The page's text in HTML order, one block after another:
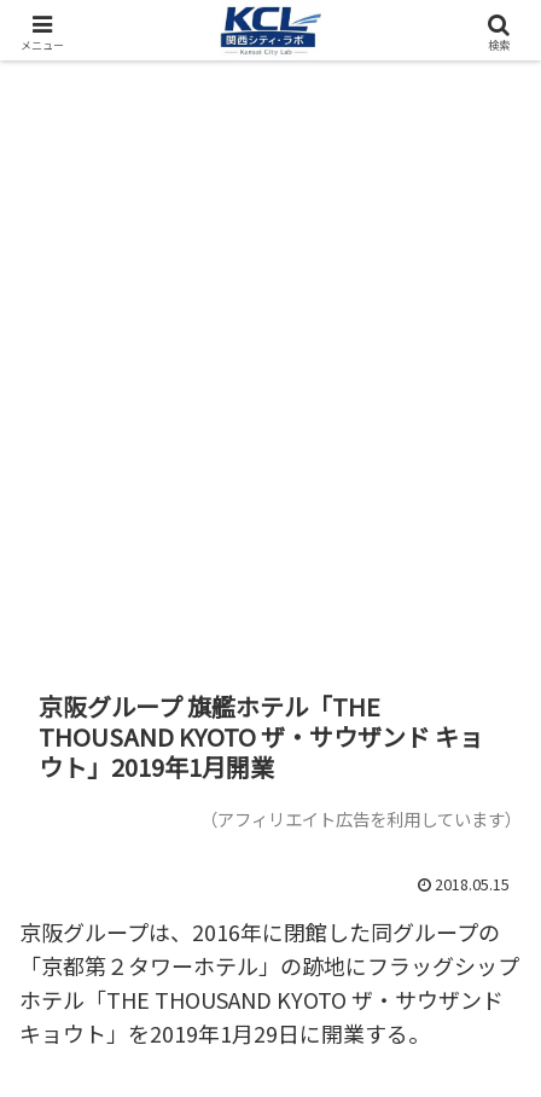
都市再開発をフィールド調査（累計アクセス数4000万PV）
京阪グループ 旗艦ホテル「THE
THOUSAND KYOTO ザ・サウザンド キョ
ウト」2019年1月開業
（アフィリエイト広告を利用しています）
2018.05.15
京阪グループは、2016年に閉館した同グループの
「京都第２タワーホテル」の跡地にフラッグシップ
ホテル「THE THOUSAND KYOTO ザ・サウザンド
キョウト」を2019年1月29日に開業する。
メニュー 検索